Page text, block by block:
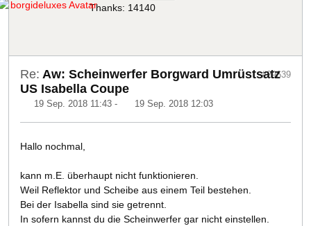
Thanks: 14140
Re: Aw: Scheinwerfer Borgward Umrüstsatz
US Isabella Coupe
19 Sep. 2018 11:43 - 19 Sep. 2018 12:03
#29639
Hallo nochmal,
kann m.E. überhaupt nicht funktionieren.
Weil Reflektor und Scheibe aus einem Teil bestehen.
Bei der Isabella sind sie getrennt.
In sofern kannst du die Scheinwerfer gar nicht einstellen.